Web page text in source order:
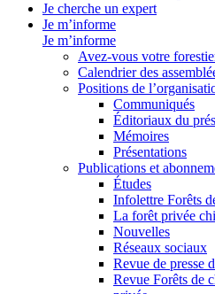
Je cherche un expert
Je m’informe
Je m’informe
Avez-vous votre
Calendrier des
Positions de
Communiqués
Éditoriaux du
Mémoires
Présentations
Publications et
Études
Infolettre Forêts
La forêt privée
Nouvelles
Réseaux sociaux
Revue de presse
Revue Forêts de